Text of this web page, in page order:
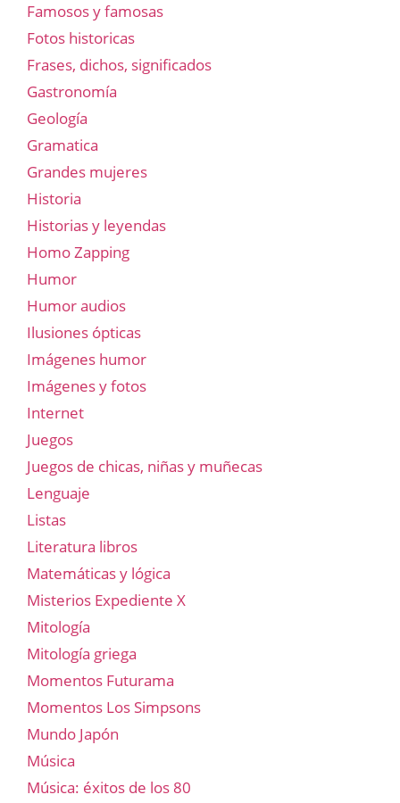
Famosos y famosas
Fotos historicas
Frases, dichos, significados
Gastronomía
Geología
Gramatica
Grandes mujeres
Historia
Historias y leyendas
Homo Zapping
Humor
Humor audios
Ilusiones ópticas
Imágenes humor
Imágenes y fotos
Internet
Juegos
Juegos de chicas, niñas y muñecas
Lenguaje
Listas
Literatura libros
Matemáticas y lógica
Misterios Expediente X
Mitología
Mitología griega
Momentos Futurama
Momentos Los Simpsons
Mundo Japón
Música
Música: éxitos de los 80